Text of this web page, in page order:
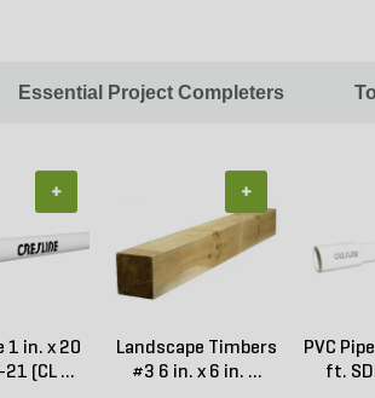
Essential Project Completers
1 in. x 20
(CL ...
+
Landscape Timbers
#3 6 in. x 6 in. ...
+
PVC
ft.